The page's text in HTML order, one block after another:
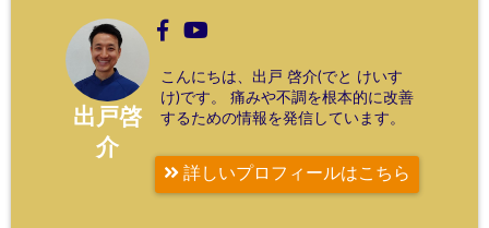
出戸啓
介
こんにちは、出戸 啓介(でと けいす
け)です。 痛みや不調を根本的に改善
するための情報を発信しています。
詳しいプロフィールはこちら